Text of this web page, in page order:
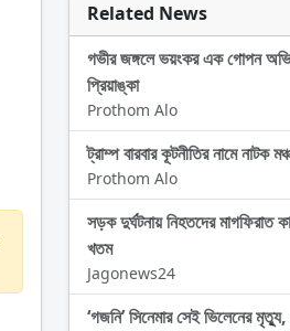
Related News
গভীর জঙ্গলে ভয়ংকর এক গোপন
প্রিয়াঙ্কা
Prothom Alo
ট্রাম্প বারবার কূটনীতির নামে নাটক
Prothom Alo
সড়ক দুর্ঘটনায় নিহতদের
খতম
Jagonews24
‘গজনি’ সিনেমার সেই ভিলেনের